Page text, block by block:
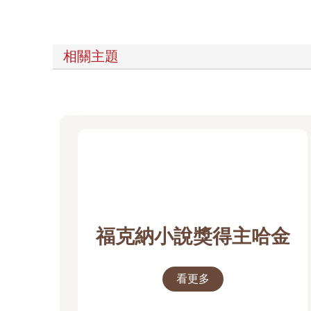
相關主題
福克納小說獎得主哈金
看更多